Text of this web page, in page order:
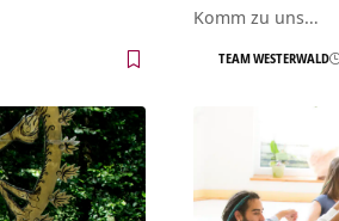
Komm zu uns…
TEAM WESTERWALD